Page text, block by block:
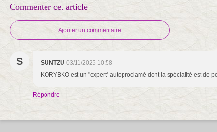
Commenter cet article
Ajouter un commentaire
S SUNTZU 03/11/2025 10:58
KORYBKO est un "expert" autoproclamé dont la spécialité est de
Répondre